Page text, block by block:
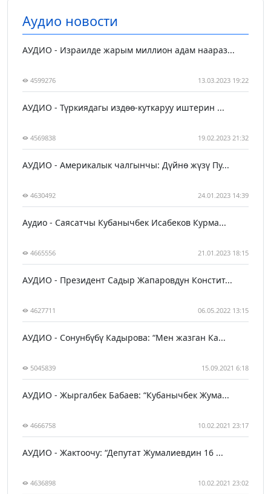
Аудио новости
АУДИО - Израилде жарым миллион адам наараз...
4599276 13.03.2023 19:22
АУДИО - Түркиядагы издөө-куткаруу иштерин ...
4569838 19.02.2023 21:32
АУДИО - Америкалык чалгынчы: Дүйнө жүзү Пу...
4630492 24.01.2023 14:39
Аудио - Саясатчы Кубанычбек Исабеков Курма...
4665556 21.01.2023 18:15
АУДИО - Президент Садыр Жапаровдун Констит...
4627711 06.05.2022 13:15
АУДИО - Сонунбүбү Кадырова: “Мен жазган Ка...
5045839 15.09.2021 6:18
АУДИО - Жыргалбек Бабаев: “Кубанычбек Жума...
4666758 10.02.2021 23:17
АУДИО - Жактоочу: “Депутат Жумалиевдин 16 ...
4636898 10.02.2021 23:02